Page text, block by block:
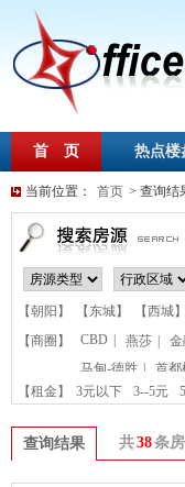
首 页 热点楼
当前位置： 首页 > 查询结
【朝阳】 【东城】 【西城】
【商圈】
CBD 燕莎
马甸-德胜 | 首都
【租金】
3元以下 3--5元
查询结果 共38条